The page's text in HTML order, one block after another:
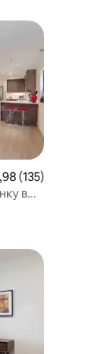
оцінка: 4,98
(135)
в